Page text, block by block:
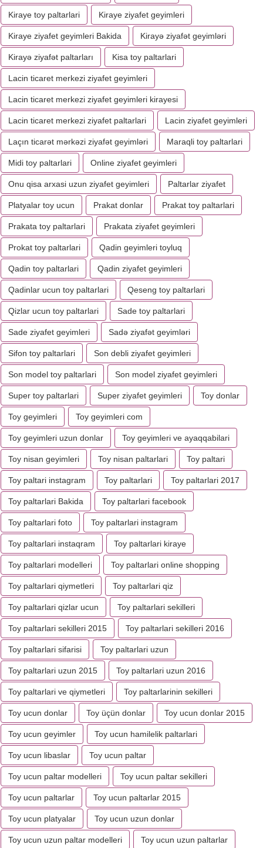
Kiraye toy paltarlari Kiraye ziyafet geyimleri
Kiraye ziyafet geyimleri Bakida Kirayə ziyafət geyimləri
Kirayə ziyafət paltarları Kisa toy paltarlari
Lacin ticaret merkezi ziyafet geyimleri
Lacin ticaret merkezi ziyafet geyimleri kirayesi
Lacin ticaret merkezi ziyafet paltarlari Lacin ziyafet geyimleri
Laçın ticarət mərkəzi ziyafət geyimləri Maraqli toy paltarlari
Midi toy paltarlari Online ziyafet geyimleri
Onu qisa arxasi uzun ziyafet geyimleri Paltarlar ziyafet
Platyalar toy ucun Prakat donlar Prakat toy paltarlari
Prakata toy paltarlari Prakata ziyafet geyimleri
Prokat toy paltarlari Qadin geyimleri toyluq
Qadin toy paltarlari Qadin ziyafet geyimleri
Qadinlar ucun toy paltarlari Qeseng toy paltarlari
Qizlar ucun toy paltarlari Sade toy paltarlari
Sade ziyafet geyimleri Sadə ziyafət geyimləri
Sifon toy paltarlari Son debli ziyafet geyimleri
Son model toy paltarlari Son model ziyafet geyimleri
Super toy paltarlari Super ziyafet geyimleri Toy donlar
Toy geyimleri Toy geyimleri com
Toy geyimleri uzun donlar Toy geyimleri ve ayaqqabilari
Toy nisan geyimleri Toy nisan paltarlari Toy paltari
Toy paltari instagram Toy paltarlari Toy paltarlari 2017
Toy paltarlari Bakida Toy paltarlari facebook
Toy paltarlari foto Toy paltarlari instagram
Toy paltarlari instaqram Toy paltarlari kiraye
Toy paltarlari modelleri Toy paltarlari online shopping
Toy paltarlari qiymetleri Toy paltarlari qiz
Toy paltarlari qizlar ucun Toy paltarlari sekilleri
Toy paltarlari sekilleri 2015 Toy paltarlari sekilleri 2016
Toy paltarlari sifarisi Toy paltarlari uzun
Toy paltarlari uzun 2015 Toy paltarlari uzun 2016
Toy paltarlari ve qiymetleri Toy paltarlarinin sekilleri
Toy ucun donlar Toy üçün donlar Toy ucun donlar 2015
Toy ucun geyimler Toy ucun hamilelik paltarlari
Toy ucun libaslar Toy ucun paltar
Toy ucun paltar modelleri Toy ucun paltar sekilleri
Toy ucun paltarlar Toy ucun paltarlar 2015
Toy ucun platyalar Toy ucun uzun donlar
Toy ucun uzun paltar modelleri Toy ucun uzun paltarlar